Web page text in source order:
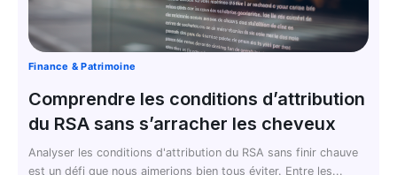
Finance & Patrimoine
Comprendre les conditions d’attribution
du RSA sans s’arracher les cheveux
Analyser les conditions d'attribution du RSA sans finir chauve
est un défi que nous aimerions bien tous éviter. Entre les...